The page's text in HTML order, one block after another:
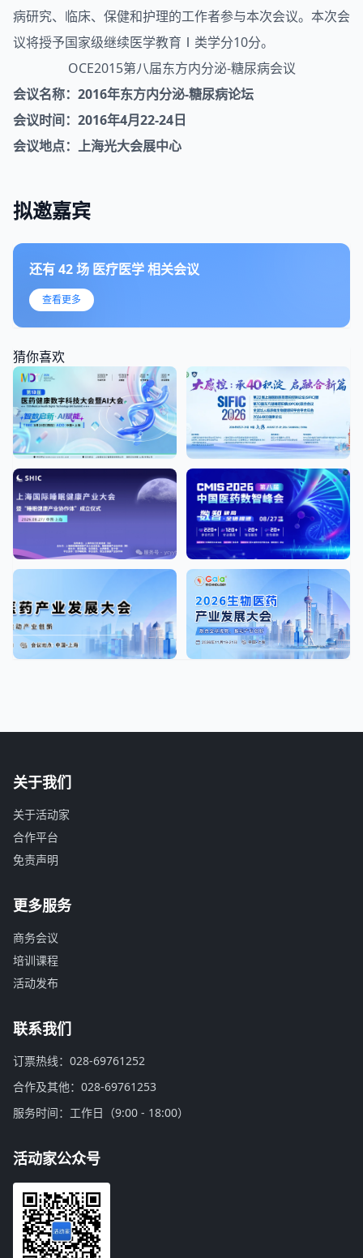
病研究、临床、保健和护理的工作者参与本次会议。本次会
议将授予国家级继续医学教育Ⅰ类学分10分。
OCE2015第八届东方内分泌-糖尿病会议
会议名称：2016年东方内分泌-糖尿病论坛
会议时间：2016年4月22-24日
会议地点：上海光大会展中心
拟邀嘉宾
还有42场 医疗医学相关会议
查看更多
猜你喜欢
关于我们
关于活动家
合作平台
免责声明
更多服务
商务会议
培训课程
活动发布
联系我们
订票热线：028-69761252
合作及其他：028-69761253
服务时间：工作日（9:00 - 18:00）
活动家公众号